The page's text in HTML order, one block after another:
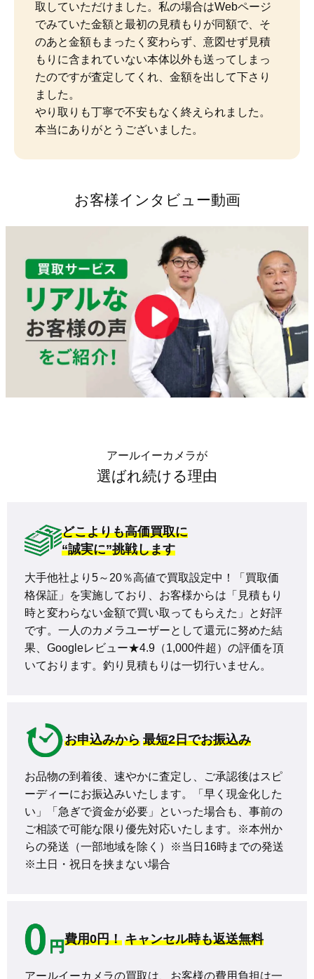
取していただけました。私の場合はWebページ
でみていた金額と最初の見積もりが同額で、そ
のあと金額もまったく変わらず、意図せず見積
もりに含まれていない本体以外も送ってしまっ
たのですが査定してくれ、金額を出して下さり
ました。
やり取りも丁寧で不安もなく終えられました。
本当にありがとうございました。
お客様インタビュー動画
アールイーカメラが
選ばれ続ける理由
どこよりも高価買取に
“誠実に”挑戦します
大手他社より5～20％高値で買取設定中！「買取価
格保証」を実施しており、お客様からは「見積もり
時と変わらない金額で買い取ってもらえた」と好評
です。一人のカメラユーザーとして還元に努めた結
果、Googleレビュー★4.9（1,000件超）の評価を頂
いております。釣り見積もりは一切行いません。
お申込みから 最短2日でお振込み
お品物の到着後、速やかに査定し、ご承認後はスピ
ーディーにお振込みいたします。「早く現金化した
い」「急ぎで資金が必要」といった場合も、事前の
ご相談で可能な限り優先対応いたします。※本州か
らの発送（一部地域を除く）※当日16時までの発送
※土日・祝日を挟まない場合
費用0円！ キャンセル時も返送無料
アールイーカメラの買取は、お客様の費用負担は一